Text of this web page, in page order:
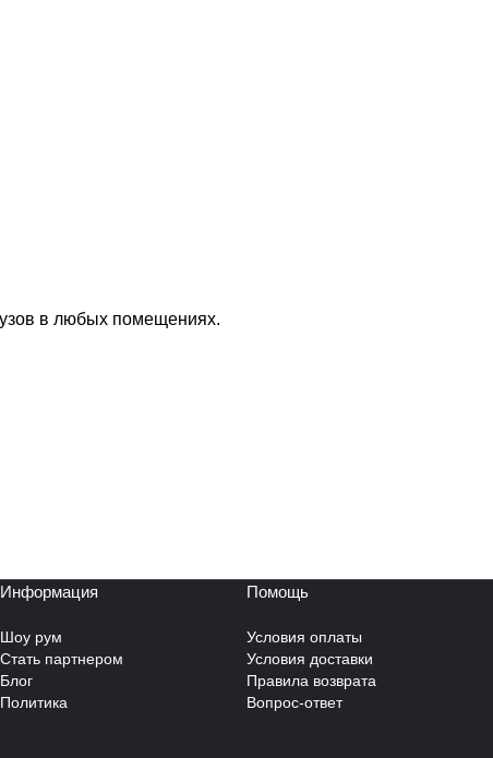
в любых помещениях.
Информация
Шоу рум
Стать партнером
Блог
Политика
Помощь
Условия оплаты
Условия доставки
Правила возврата
Вопрос-ответ